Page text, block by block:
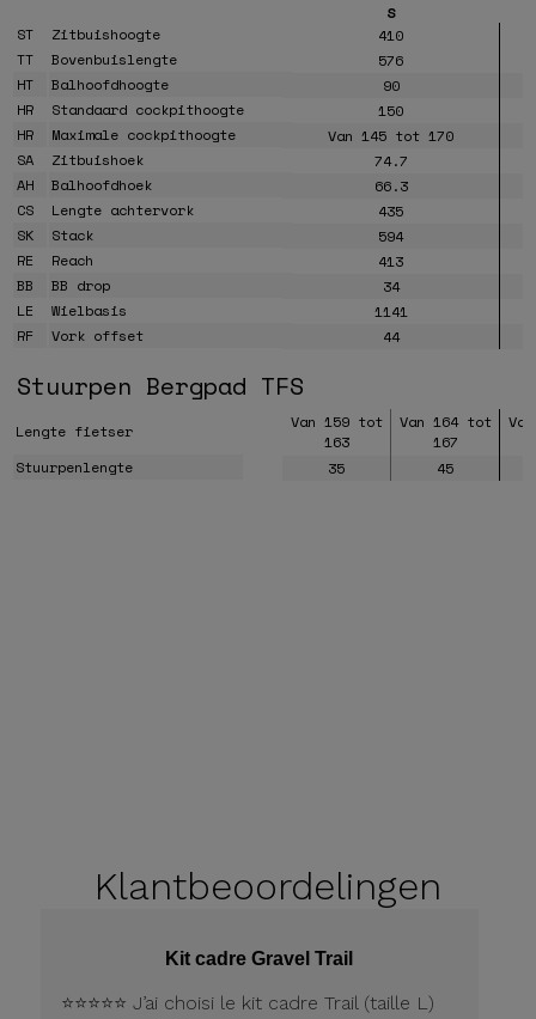
S
ST
Zitbuishoogte
410
TT
Bovenbuislengte
576
HT
Balhoofdhoogte
90
HR
Standaard cockpithoogte
150
HR
Maximale cockpithoogte
Van 145 tot 170
SA
Zitbuishoek
74.7
AH
Balhoofdhoek
66.3
CS
Lengte achtervork
435
SK
Stack
594
RE
Reach
413
BB
BB drop
34
LE
Wielbasis
1141
RF
Vork offset 44
Stuurpen Bergpad TFS
Lengte fietser
Van 159 tot
163
Van 164 tot
167
Stuurpenlengte 35 45
Klantbeoordelingen
Kit cadre Gravel Trail
⭐️⭐️⭐️⭐️⭐️ J’ai choisi le kit cadre Trail (taille L)